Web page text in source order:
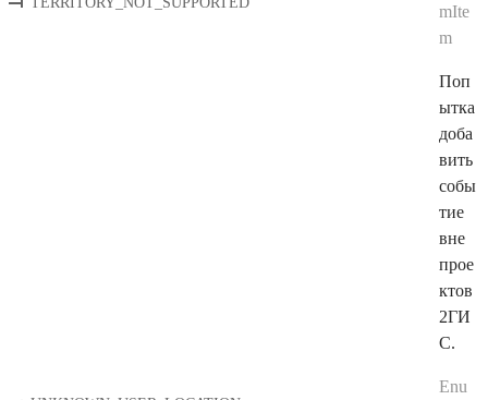
mIte
m
Поп
ытка
доба
вить
собы
тие
вне
прое
ктов
2ГИ
С.
Enu